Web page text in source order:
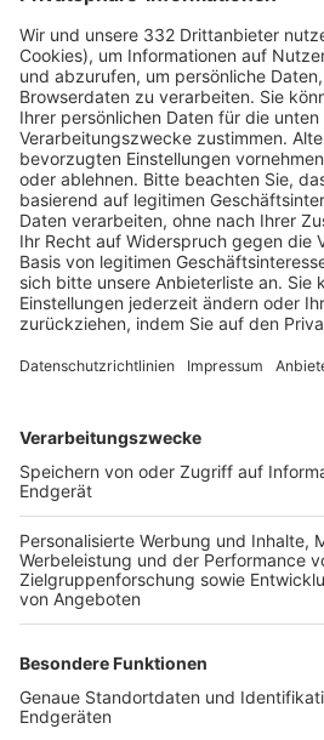
HÄUFIG BESUCHTE SEITEN
Pässe und Vereinswechsel
Trainerausbildung
Schulungsangebot Vereinsmitarbeiter
BFV-Geschäftsstellen
Trainerbörse
Login SpielPlus
FOLGE DEM BFV
TOP-VEREINE
TOP-PARTNER